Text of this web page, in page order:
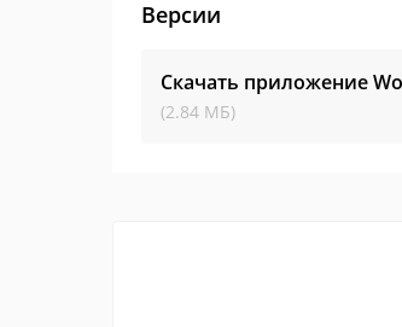
Версии
Скачать приложение
(2.84 МБ)